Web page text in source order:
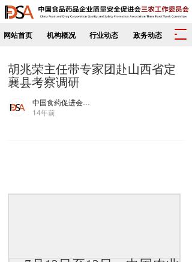
网站首页 机构概况 行业动态 政务动态
T
i
胡兆荣主任带专家团赴山西省定
襄县考察调研
中国食药促进会三农工作委员会
14年前